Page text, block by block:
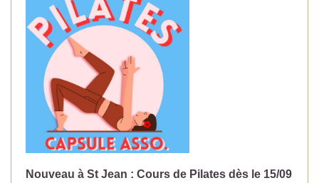
Nouveau à St Jean : Cours de Pilates dès le 15/09